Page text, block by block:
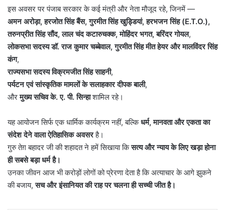
इस अवसर पर पंजाब सरकार के कई मंत्री और नेता मौजूद रहे, जिनमें —
अमन अरोड़ा,हरजोत सिंह बैंस,गुरमीत सिंह खुड्डियां,हरभजन सिंह (E.T.O.),
तरुनप्रीत सिंह सौंद,लाल चंद कटारुचक्क,मोहिंदर भगत,बरिंदर गोयल,
लोकसभा सदस्य डॉ. राज कुमार चब्बेवाल,गुरमीत सिंह मीत हेयर और मालविंदर सिंह
कंग,
राज्यसभा सदस्य विक्रमजीत सिंह साहनी,
पर्यटन एवं सांस्कृतिक मामलों के सलाहकार दीपक बाली,
औरमुख्य सचिव के. ए. पी. सिन्हाशामिल रहे।
यह आयोजन सिर्फ एक धार्मिक कार्यक्रम नहीं, बल्किधर्म,मानवता और एकता का
संदेश देने वाला ऐतिहासिक अवसरहै।
गुरु तेग़ बहादर जी की शहादत ने हमें सिखाया किसत्य और न्याय के लिए खड़ा होना
ही सबसे बड़ा धर्म है।
उनका जीवन आज भी करोड़ों लोगों को प्रेरणा देता है कि अत्याचार के आगे झुकने
की बजाय,सच और इंसानियत की राह पर चलना ही सच्ची जीत है।